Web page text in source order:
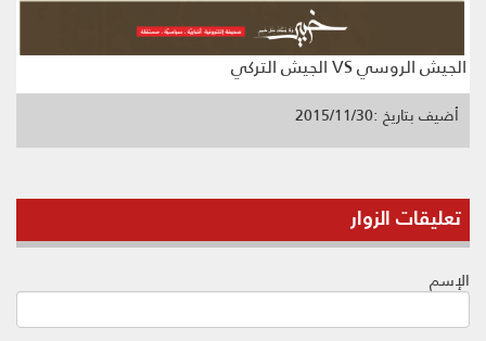
الجيش الروسي VS الجيش التركي
أضيف بتاريخ :2015/11/30
تعليقات الزوار
الإسم